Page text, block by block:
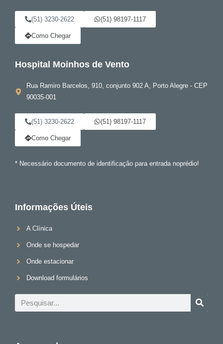
(51) 3230-2622 (51) 98197-1117
Como Chegar
Hospital Moinhos de Vento
Rua Ramiro Barcelos, 910, conjunto 902 A, Porto Alegre - CEP
90035-001
(51) 3230-2622 (51) 98197-1117
Como Chegar
* Necessário documento de identificação para entrada noprédio!
Informações Úteis
A Clínica
Onde se hospedar
Onde estacionar
Download formulários